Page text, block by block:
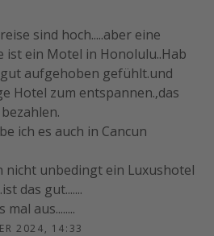
sind hoch.....aber eine
ist ein Motel in Honolulu..Hab
aufgehoben gefühlt.und
Hotel zum entspannen.,das
ich es auch in Cancun
nicht unbedingt ein Luxushotel
das gut.......
aus........
2024, 14:33